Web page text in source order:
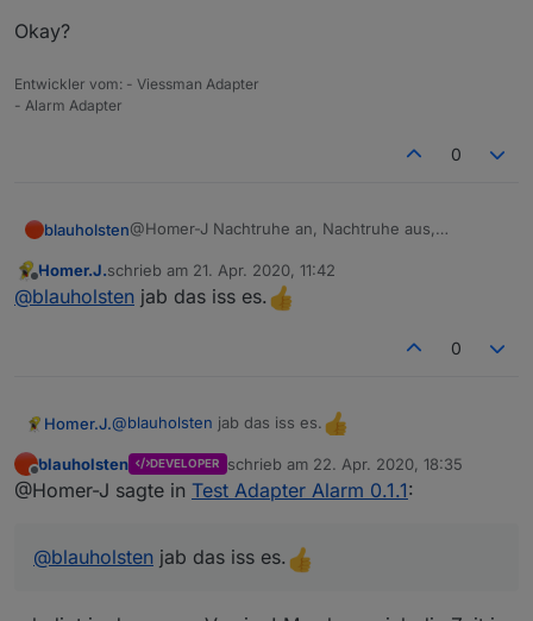
einschalten kann, wie das eigentliche scharfschalten,
und einen Datenpunkt der dann wie du meinst ein
Okay?
Entwickler vom: - Viessman Adapter
- Alarm Adapter
0
blauholsten@Homer-J Nachtruhe an, Nachtruhe aus,
Okay?
Offline
Homer.J.schrieb am 21. Apr. 2020, 11:42
zuletzt editiert von
@blauholsten jab das iss es.
0
Homer.J.@blauholsten jab das iss es.
Offline
blauholsten DEVELOPER schrieb am 22. Apr. 2020, 18:35
zuletzt editiert von
@Homer-J sagte in Test Adapter Alarm 0.1.1:
@blauholsten jab das iss es.